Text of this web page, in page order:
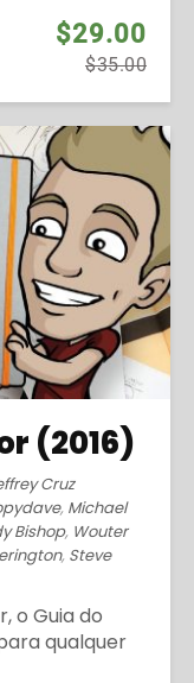
$29.00
$35.00
(2016)
Cruz
, Michael
Bishop, Wouter
, Steve
o Guia do
qualquer